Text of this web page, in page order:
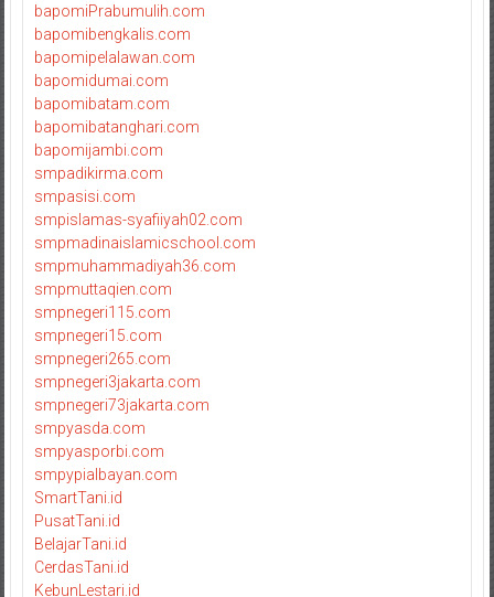
bapomiPrabumulih.com
bapomibengkalis.com
bapomipelalawan.com
bapomidumai.com
bapomibatam.com
bapomibatanghari.com
bapomijambi.com
smpadikirma.com
smpasisi.com
smpislamas-syafiiyah02.com
smpmadinaislamicschool.com
smpmuhammadiyah36.com
smpmuttaqien.com
smpnegeri115.com
smpnegeri15.com
smpnegeri265.com
smpnegeri3jakarta.com
smpnegeri73jakarta.com
smpyasda.com
smpyasporbi.com
smpypialbayan.com
SmartTani.id
PusatTani.id
BelajarTani.id
CerdasTani.id
KebunLestari.id